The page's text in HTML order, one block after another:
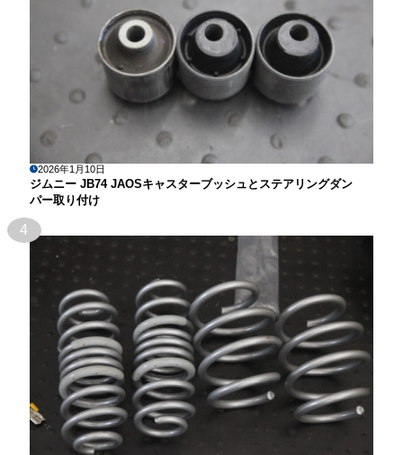
2026年1月10日
ジムニー JB74 JAOSキャスターブッシュとステアリングダン
パー取り付け
4